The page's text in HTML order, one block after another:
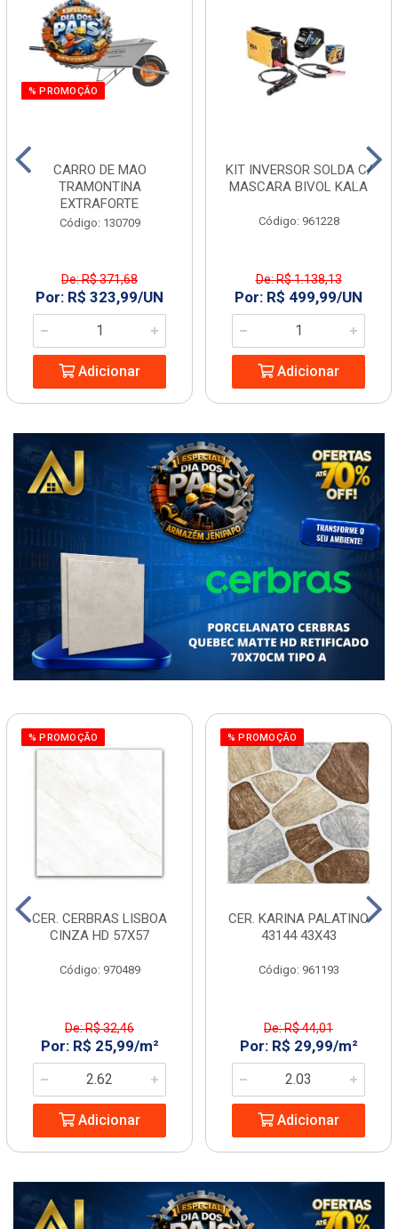
% PROMOÇÃO
CARRO DE MAO
TRAMONTINA
EXTRAFORTE
Código: 130709
De: R$ 371,68
Por: R$ 323,99/UN
Adicionar
KIT INVERSOR SOLDA C/
MASCARA BIVOL KALA
Código: 961228
De: R$ 1.138,13
Por: R$ 499,99/UN
Adicionar
% PROMOÇÃO
CER. CERBRAS LISBOA
CINZA HD 57X57
Código: 970489
De: R$ 32,46
Por: R$ 25,99/m²
Adicionar
% PROMOÇÃO
CER. KARINA PALATINO
43144 43X43
Código: 961193
De: R$ 44,01
Por: R$ 29,99/m²
Adicionar